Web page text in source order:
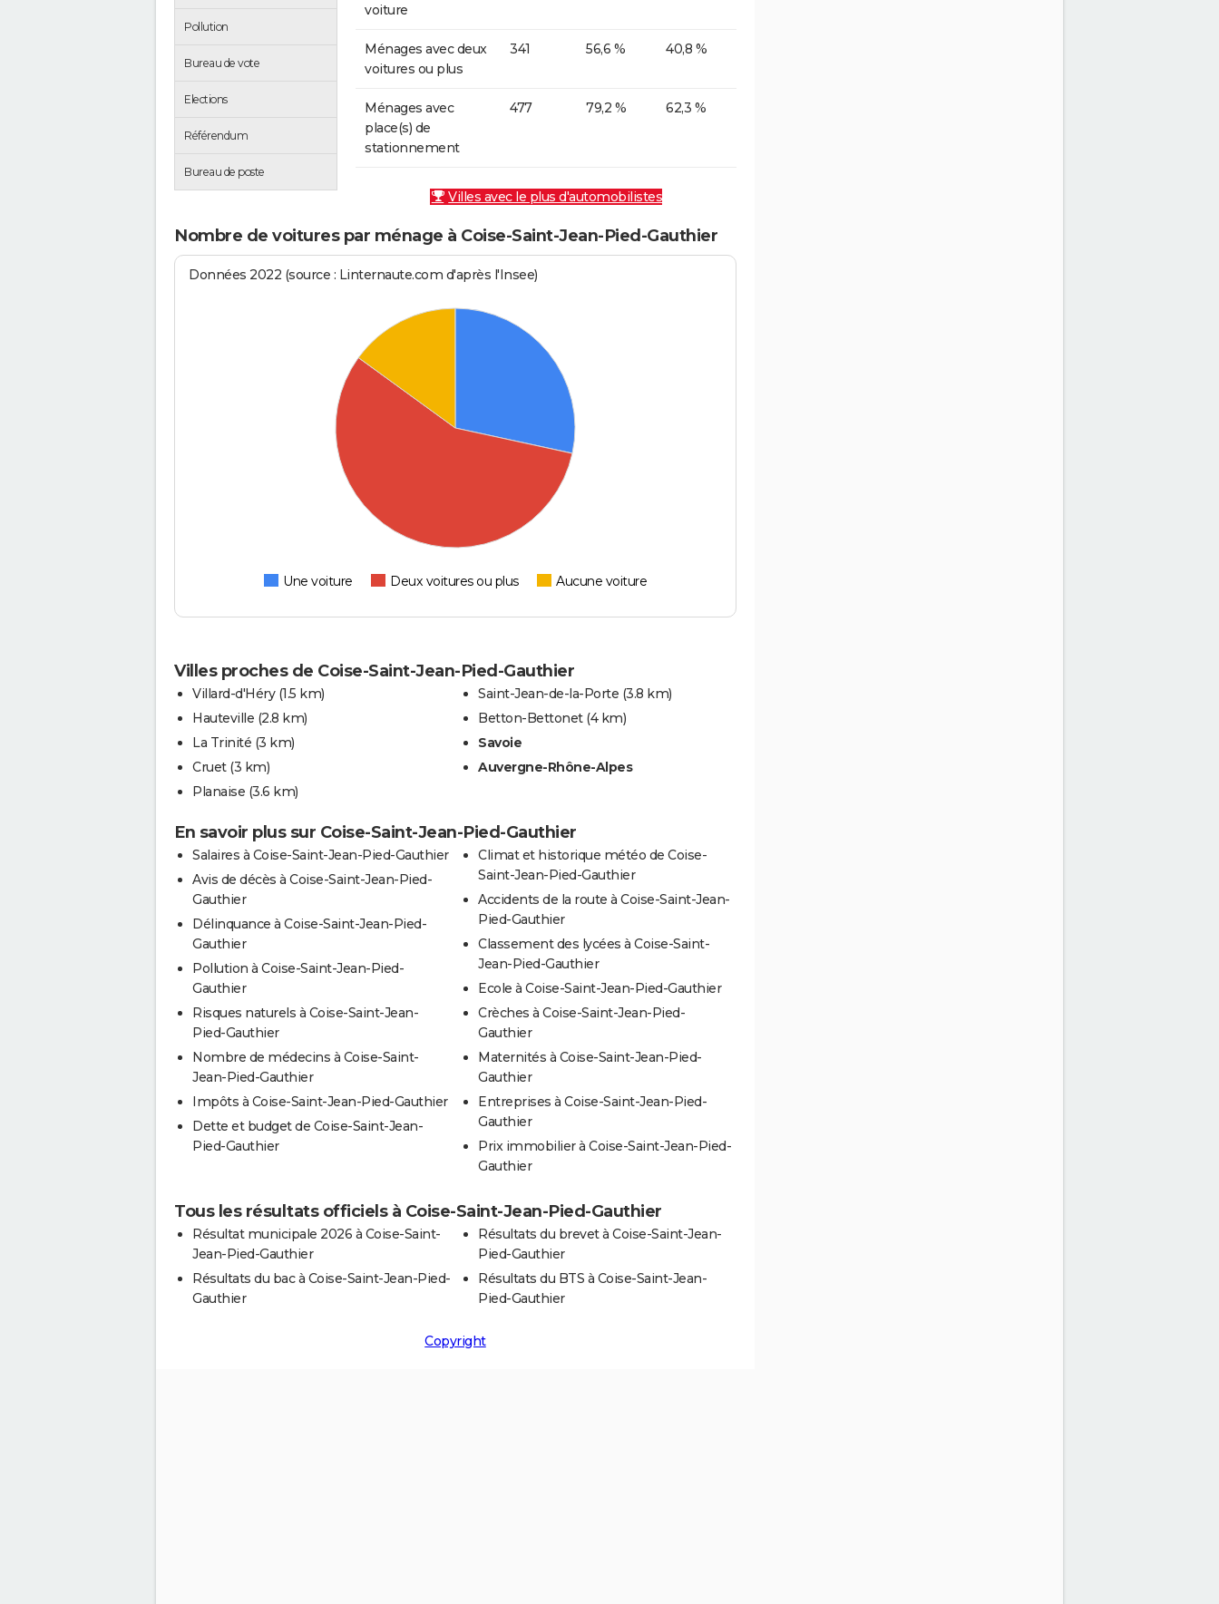
Pollution
Bureau de vote
Elections
Référendum
Bureau de poste
voiture
Ménages avec deux
voitures ou plus
341 56,6 % 40,8 %
Ménages avec
place(s) de
stationnement
477 79,2 % 62,3 %
Villes avec le plus d'automobilistes
Nombre de voitures par ménage à Coise-Saint-Jean-Pied-Gauthier
Données 2022 (source : Linternaute.com d'après l'Insee)
Une voiture Deux voitures ou plus Aucune voiture
Villes proches de Coise-Saint-Jean-Pied-Gauthier
Villard-d'Héry (1.5 km)
Hauteville (2.8 km)
La Trinité (3 km)
Cruet (3 km)
Planaise (3.6 km)
Saint-Jean-de-la-Porte (3.8 km)
Betton-Bettonet (4 km)
Savoie
Auvergne-Rhône-Alpes
En savoir plus sur Coise-Saint-Jean-Pied-Gauthier
Salaires à Coise-Saint-Jean-Pied-Gauthier
Avis de décès à Coise-Saint-Jean-Pied-
Gauthier
Délinquance à Coise-Saint-Jean-Pied-
Gauthier
Pollution à Coise-Saint-Jean-Pied-
Gauthier
Risques naturels à Coise-Saint-Jean-
Pied-Gauthier
Nombre de médecins à Coise-Saint-
Jean-Pied-Gauthier
Impôts à Coise-Saint-Jean-Pied-Gauthier
Dette et budget de Coise-Saint-Jean-
Pied-Gauthier
Climat et historique météo de Coise-
Saint-Jean-Pied-Gauthier
Accidents de la route à Coise-Saint-Jean-
Pied-Gauthier
Classement des lycées à Coise-Saint-
Jean-Pied-Gauthier
Ecole à Coise-Saint-Jean-Pied-Gauthier
Crèches à Coise-Saint-Jean-Pied-
Gauthier
Maternités à Coise-Saint-Jean-Pied-
Gauthier
Entreprises à Coise-Saint-Jean-Pied-
Gauthier
Prix immobilier à Coise-Saint-Jean-Pied-
Gauthier
Tous les résultats officiels à Coise-Saint-Jean-Pied-Gauthier
Résultat municipale 2026 à Coise-Saint-
Jean-Pied-Gauthier
Résultats du bac à Coise-Saint-Jean-Pied-
Gauthier
Résultats du brevet à Coise-Saint-Jean-
Pied-Gauthier
Résultats du BTS à Coise-Saint-Jean-
Pied-Gauthier
Copyright